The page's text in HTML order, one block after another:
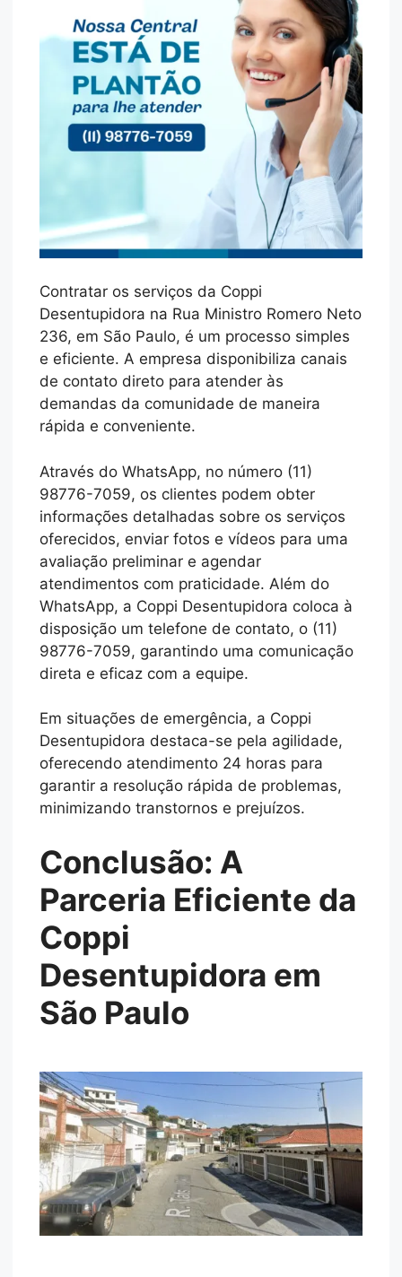
Contratar os serviços da Coppi
Desentupidora na Rua Ministro Romero Neto
236, em São Paulo, é um processo simples
e eficiente. A empresa disponibiliza canais
de contato direto para atender às
demandas da comunidade de maneira
rápida e conveniente.
Através do WhatsApp, no número (11)
98776-7059, os clientes podem obter
informações detalhadas sobre os serviços
oferecidos, enviar fotos e vídeos para uma
avaliação preliminar e agendar
atendimentos com praticidade. Além do
WhatsApp, a Coppi Desentupidora coloca à
disposição um telefone de contato, o (11)
98776-7059, garantindo uma comunicação
direta e eficaz com a equipe.
Em situações de emergência, a Coppi
Desentupidora destaca-se pela agilidade,
oferecendo atendimento 24 horas para
garantir a resolução rápida de problemas,
minimizando transtornos e prejuízos.
Conclusão: A
Parceria Eficiente da
Coppi
Desentupidora em
São Paulo